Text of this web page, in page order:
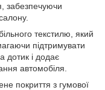
забезпечуючи
текстилю, який
підтримувати
дотик і додає
автомобіля.
покриття з гумової